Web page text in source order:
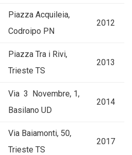
Piazza Acquileia,
Codroipo PN
2012
Piazza Tra i Rivi,
Trieste TS
2013
Via 3 Novembre, 1,
Basilano UD
2014
Via Baiamonti, 50,
Trieste TS
2017